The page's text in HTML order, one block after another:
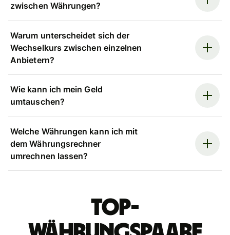
zwischen Währungen?
Warum unterscheidet sich der
Wechselkurs zwischen einzelnen
Anbietern?
Wie kann ich mein Geld
umtauschen?
Welche Währungen kann ich mit
dem Währungsrechner
umrechnen lassen?
Top-